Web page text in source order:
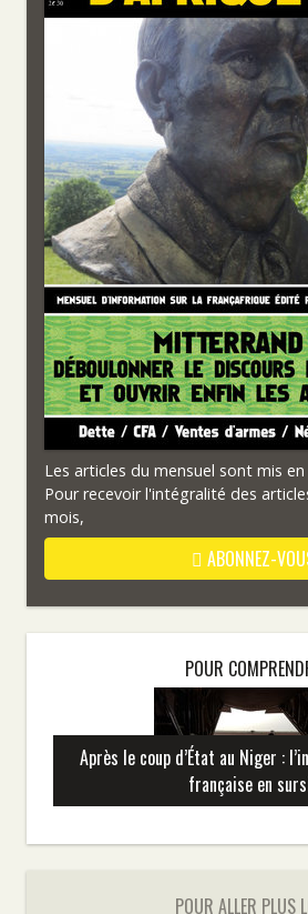
Les articles du mensuel sont mis
Pour recevoir l'intégralité des
mois,
ABONNEZ-
POUR
Après le coup d’État au Niger :
française en
POUR ALLER PLUS